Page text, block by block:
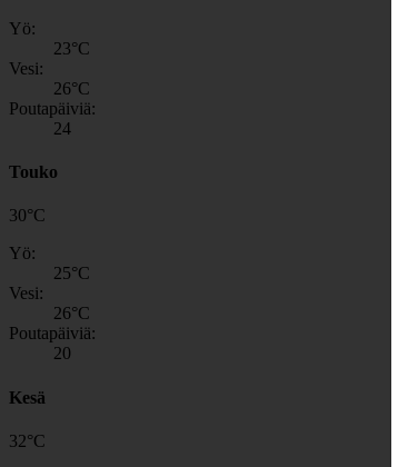
Yö:
23°C
Vesi:
26°C
Poutapäiviä:
24
Touko
30°C
Yö:
25°C
Vesi:
26°C
Poutapäiviä:
20
Kesä
32°C